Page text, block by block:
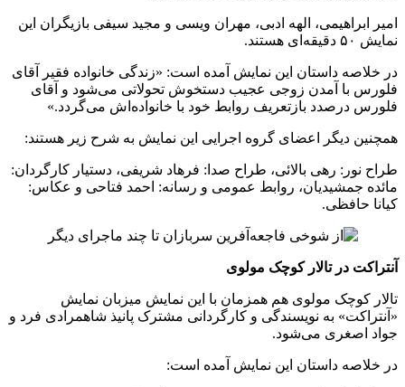
امیر ابراهیمی، الهه ادبی، مهران ویسی و مجید سیفی بازیگران این
نمایش ۵۰ دقیقه‌ای هستند.
در خلاصه داستان این نمایش آمده است: «زندگی خانواده‌ فقیر آقای
فلورس با آمدن زوجی عجیب دستخوش تحولاتی می‌شود و آقای
فلورس درصدد بازتعریف روابط خود با خانواده‌اش می‌گردد.»
همچنین دیگر اعضای گروه اجرایی این نمایش به شرح زیر هستند:
طراح نور: رهی بالائی، طراح صدا: فرهاد شریفی، دستیار کارگردان:
مائده جمشیدیان، روابط عمومی و رسانه: احمد فتاحی و عکاس:
کیانا حافظی.
آنتراکت در تالار کوچک مولوی
تالار کوچک مولوی هم همزمان با این نمایش میزبان نمایش
«آنتراکت» به نویسندگی و کارگردانی مشترک پانیذ ‌شاهمرادی ‌فرد و
جواد ‌اصغری می‌شود.
در خلاصه داستان این نمایش آمده است: